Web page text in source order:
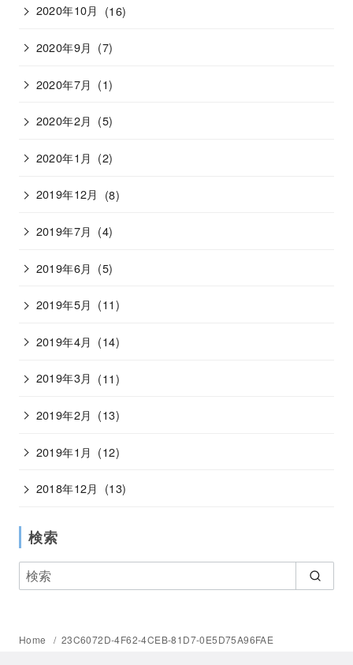
2020年10月 (16)
2020年9月 (7)
2020年7月 (1)
2020年2月 (5)
2020年1月 (2)
2019年12月 (8)
2019年7月 (4)
2019年6月 (5)
2019年5月 (11)
2019年4月 (14)
2019年3月 (11)
2019年2月 (13)
2019年1月 (12)
2018年12月 (13)
検索
Home 23C6072D-4F62-4CEB-81D7-0E5D75A96FAE